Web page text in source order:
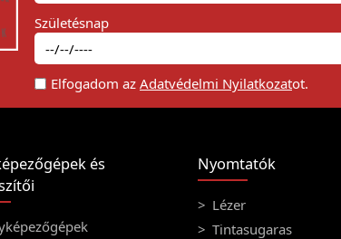
Születésnap
Elfogadom az Adatvédelmi Nyilatkozatot.
és
Nyomtatók
Lézer
Tintasugaras